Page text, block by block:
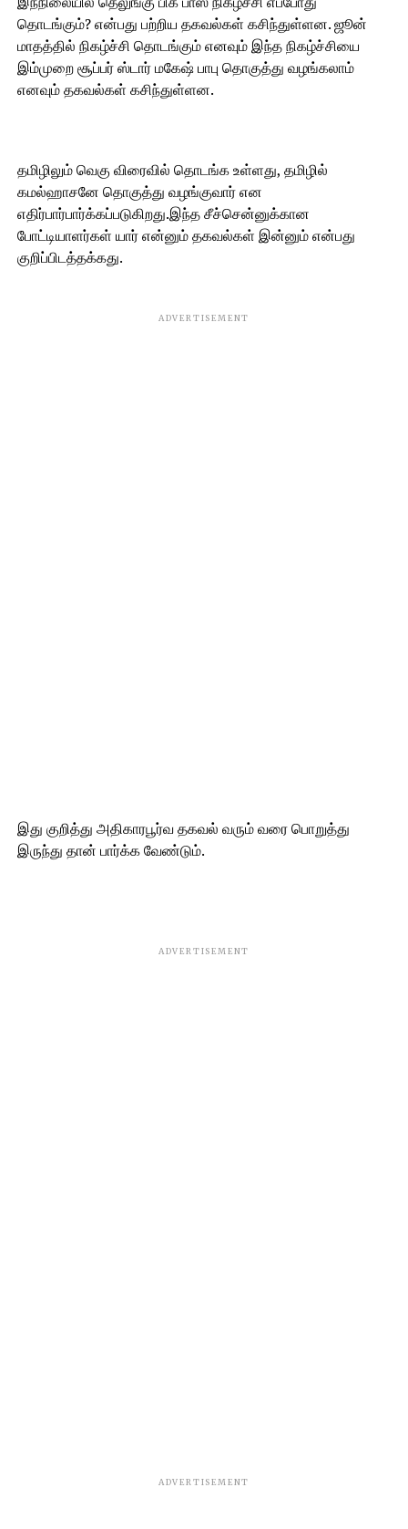
தொடங்கும்? என்பது பற்றிய தகவல்கள் கசிந்துள்ளன. ஜூன்
மாதத்தில் நிகழ்ச்சி தொடங்கும் எனவும் இந்த நிகழ்ச்சியை
இம்முறை சூப்பர் ஸ்டார் மகேஷ் பாபு தொகுத்து வழங்கலாம்
எனவும் தகவல்கள் கசிந்துள்ளன.
தமிழிலும் வெகு விரைவில் தொடங்க உள்ளது, தமிழில்
கமல்ஹாசனே தொகுத்து வழங்குவார் என
எதிர்பார்பார்க்கப்படுகிறது.இந்த சீச்சென்னுக்கான
போட்டியாளர்கள் யார் என்னும் தகவல்கள் இன்னும் என்பது
குறிப்பிடத்தக்கது.
ADVERTISEMENT
இது குறித்து அதிகாரபூர்வ தகவல் வரும் வரை பொறுத்து
இருந்து தான் பார்க்க வேண்டும்.
ADVERTISEMENT
ADVERTISEMENT